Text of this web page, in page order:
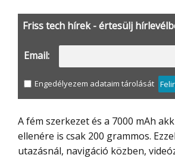
Friss tech hírek - értesülj
Email:
Engedélyezem adataim tárolását
A fém szerkezet és a 7000 mAh akkumulátor
ellenére is csak 200 grammos.
utazásnál, navigáció közben,